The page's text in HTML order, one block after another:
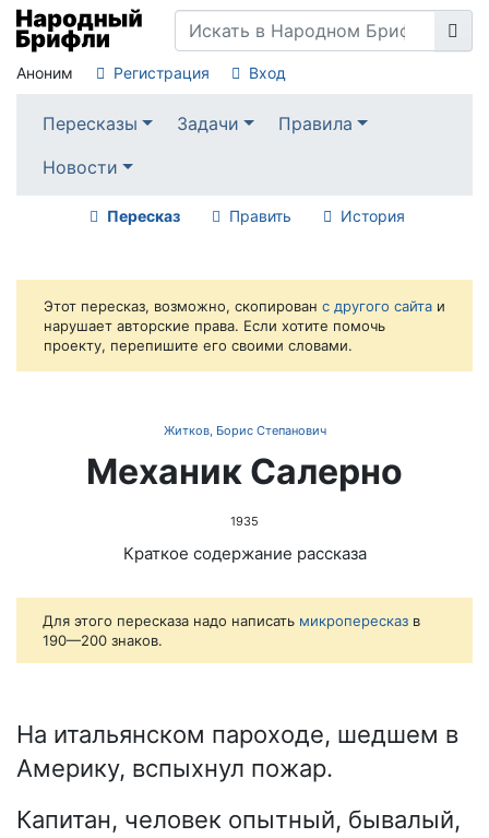
Аноним Регистрация Вход
Пересказы Задачи
Правила
Новости
Пересказ Править История
Этот пересказ, возможно, скопирован с другого сайта и
нарушает авторские права. Если хотите помочь
проекту, перепишите его своими словами.
Житков, Борис Степанович
Механик Салерно
1935
Краткое содержание рассказа
Для этого пересказа надо написать микропересказ в
190—200 знаков.
На итальянском пароходе, шедшем в
Америку, вспыхнул пожар.
Капитан, человек опытный, бывалый,